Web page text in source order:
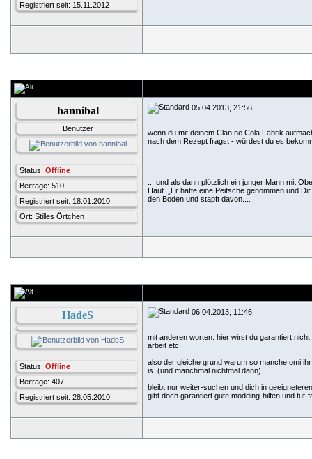
Registriert seit: 15.11.2012
hannibal
Benutzer
Status: Offline
Beiträge: 510
Registriert seit: 18.01.2010
Ort: Stilles Örtchen
05.04.2013, 21:56
wenn du mit deinem Clan ne Cola Fabrik
nach dem Rezept fragst - würdest du es
---------------------------------
... und als dann plötzlich ein junger Mann mit
Haut. „Er hätte eine Peitsche genommen und
den Boden und stapft davon....
HadeS
Status: Offline
Beiträge: 407
Registriert seit: 28.05.2010
06.04.2013, 11:46
mit anderen worten: hier wirst du garantiert
arbeit etc.
also der gleiche grund warum so manche omi
is (und manchmal nichtmal dann)
bleibt nur weiter-suchen und dich in
gibt doch garantiert gute modding-hilfen und tut-